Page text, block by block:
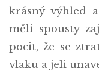
krásný výhled
měli spousty
pocit, že se
vlaku a jeli